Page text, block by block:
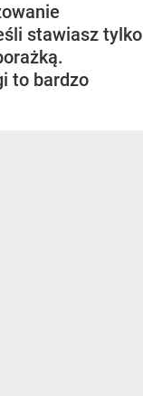
stawiasz tylko
to bardzo